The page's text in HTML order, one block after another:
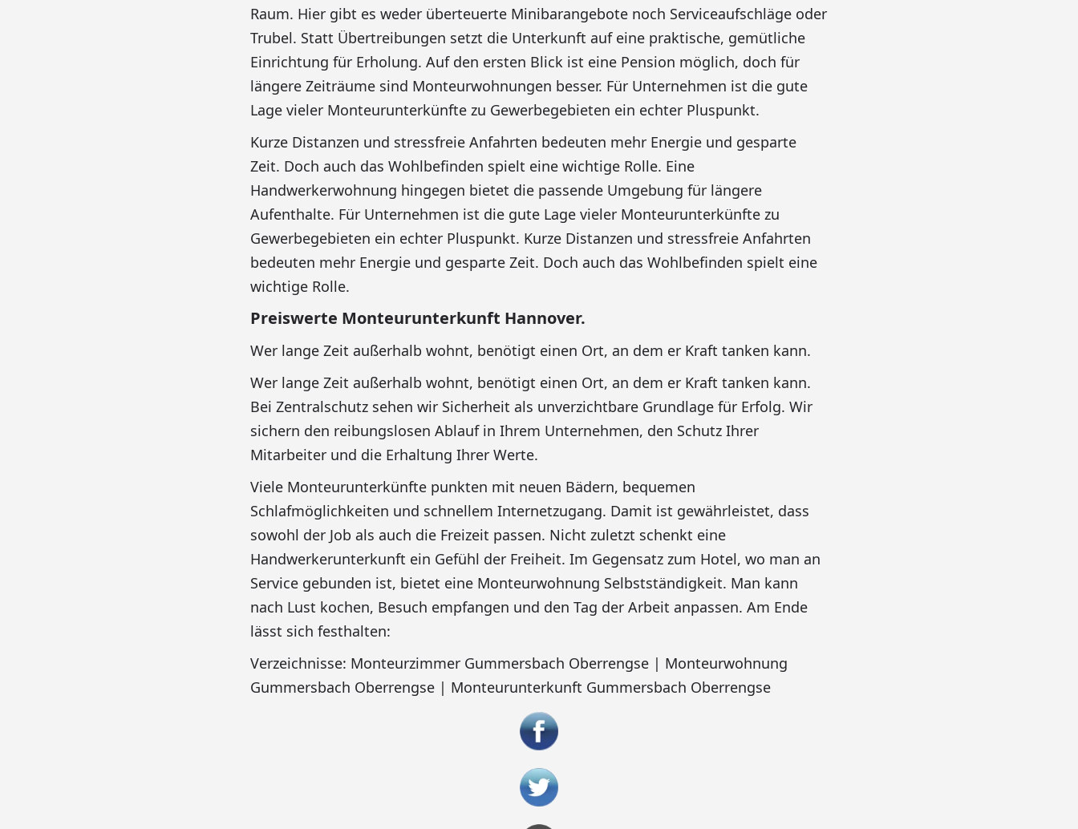
Raum. Hier gibt es weder überteuerte Minibarangebote noch Serviceaufschläge oder
Trubel. Statt Übertreibungen setzt die Unterkunft auf eine praktische, gemütliche
Einrichtung für Erholung. Auf den ersten Blick ist eine Pension möglich, doch für
längere Zeiträume sind Monteurwohnungen besser. Für Unternehmen ist die gute
Lage vieler Monteurunterkünfte zu Gewerbegebieten ein echter Pluspunkt.
Kurze Distanzen und stressfreie Anfahrten bedeuten mehr Energie und gesparte
Zeit. Doch auch das Wohlbefinden spielt eine wichtige Rolle. Eine
Handwerkerwohnung hingegen bietet die passende Umgebung für längere
Aufenthalte. Für Unternehmen ist die gute Lage vieler Monteurunterkünfte zu
Gewerbegebieten ein echter Pluspunkt. Kurze Distanzen und stressfreie Anfahrten
bedeuten mehr Energie und gesparte Zeit. Doch auch das Wohlbefinden spielt eine
wichtige Rolle.
Preiswerte Monteurunterkunft Hannover.
Wer lange Zeit außerhalb wohnt, benötigt einen Ort, an dem er Kraft tanken kann.
Wer lange Zeit außerhalb wohnt, benötigt einen Ort, an dem er Kraft tanken kann.
Bei Zentralschutz sehen wir Sicherheit als unverzichtbare Grundlage für Erfolg. Wir
sichern den reibungslosen Ablauf in Ihrem Unternehmen, den Schutz Ihrer
Mitarbeiter und die Erhaltung Ihrer Werte.
Viele Monteurunterkünfte punkten mit neuen Bädern, bequemen
Schlafmöglichkeiten und schnellem Internetzugang. Damit ist gewährleistet, dass
sowohl der Job als auch die Freizeit passen. Nicht zuletzt schenkt eine
Handwerkerunterkunft ein Gefühl der Freiheit. Im Gegensatz zum Hotel, wo man an
Service gebunden ist, bietet eine Monteurwohnung Selbstständigkeit. Man kann
nach Lust kochen, Besuch empfangen und den Tag der Arbeit anpassen. Am Ende
lässt sich festhalten:
Verzeichnisse: Monteurzimmer Gummersbach Oberrengse | Monteurwohnung
Gummersbach Oberrengse | Monteurunterkunft Gummersbach Oberrengse